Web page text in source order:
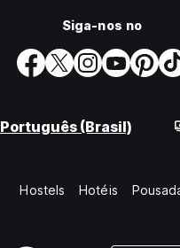
Siga-nos no
Português (Brasil)
Hostels Hotéis